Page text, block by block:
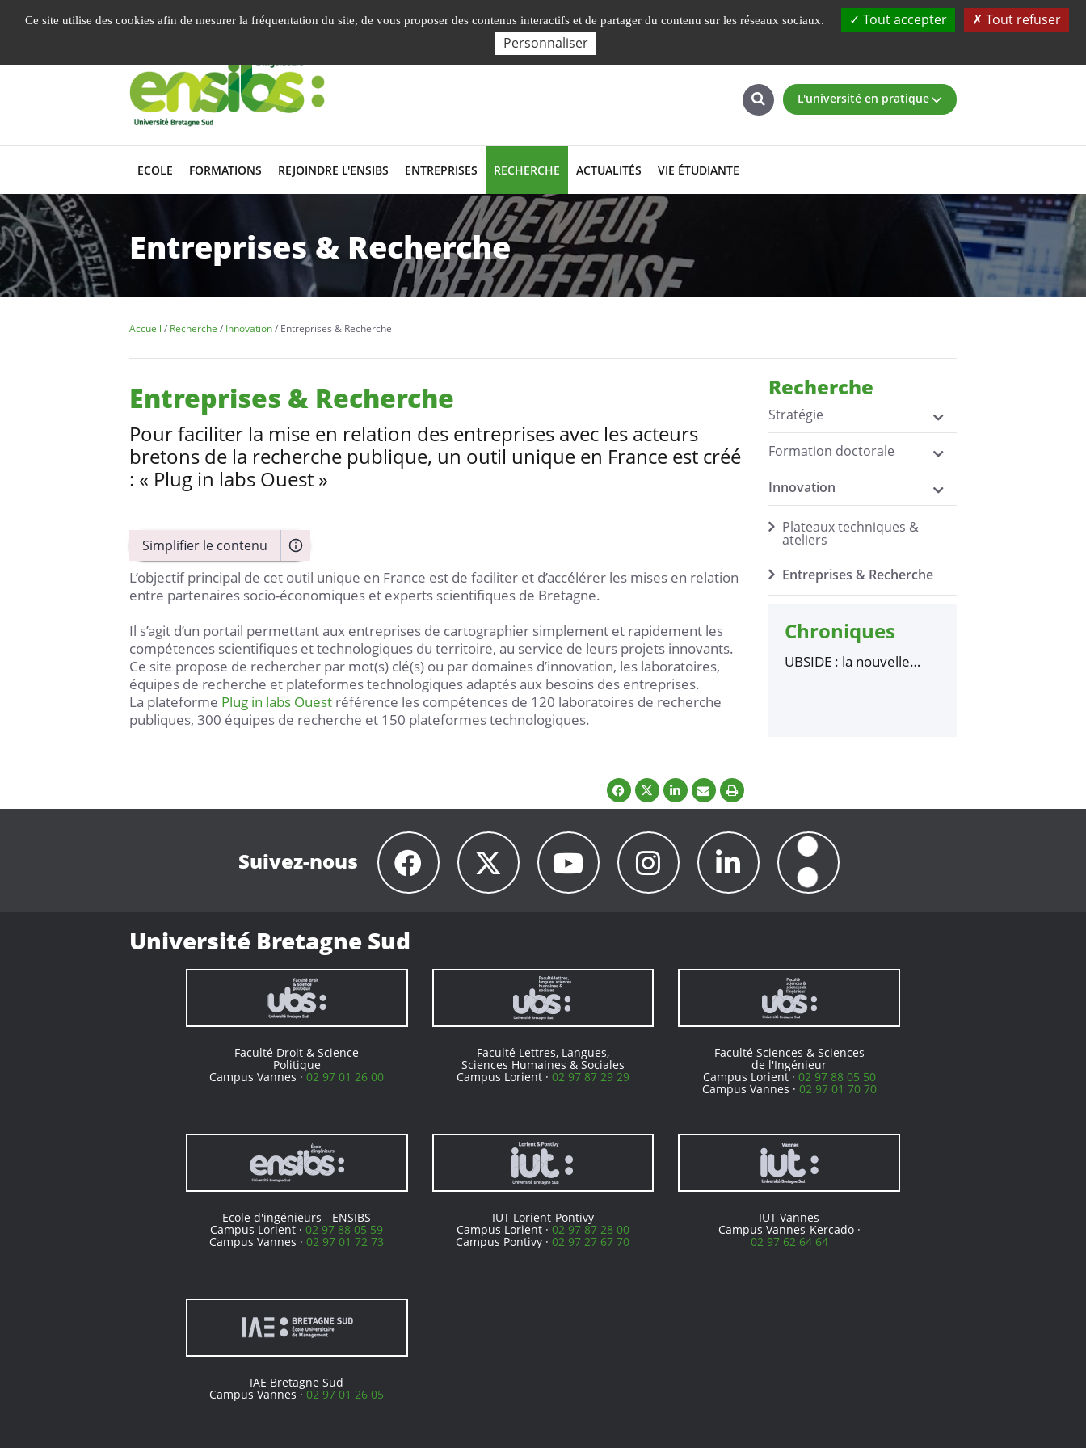
English presentation Fondation L'ENSIBS à 360°
Nos Facultés, Instituts, Ecole
L'université en pratique
ECOLE FORMATIONS REJOINDRE L'ENSIBS ENTREPRISES RECHERCHE ACTUALITÉS VIE ÉTUDIANTE
Entreprises & Recherche
Accueil Recherche Innovation Entreprises & Recherche
Entreprises & Recherche
Pour faciliter la mise en relation des entreprises avec les acteurs
bretons de la recherche publique, un outil unique en France est créé
: « Plug in labs Ouest »
L’objectif principal de cet outil unique en France est de faciliter et d’accélérer les mises en relation
entre partenaires socio-économiques et experts scientifiques de Bretagne.
Il s’agit d’un portail permettant aux entreprises de cartographier simplement et rapidement les
compétences scientifiques et technologiques du territoire, au service de leurs projets innovants.
Ce site propose de rechercher par mot(s) clé(s) ou par domaines d’innovation, les laboratoires,
équipes de recherche et plateformes technologiques adaptés aux besoins des entreprises.
La plateforme Plug in labs Ouest référence les compétences de 120 laboratoires de recherche
publiques, 300 équipes de recherche et 150 plateformes technologiques.
Recherche
Stratégie
Formation doctorale
Innovation
Plateaux techniques &
ateliers
Entreprises & Recherche
Chroniques
UBSIDE : la nouvelle
Suivez-nous
Université Bretagne Sud
Faculté Droit & Science
Politique
Campus Vannes ·02 97 01 26 00
Faculté Lettres, Langues,
Sciences Humaines & Sociales
Campus Lorient · 02 97 87 29 29
Faculté Sciences & Sciences
de l'Ingénieur
Campus Lorient · 02 97 88 05 50
Campus Vannes · 02 97 01 70 70
Ecole d'ingénieurs - ENSIBS
Campus Lorient ·02 97 88 05 59
Campus Vannes ·02 97 01 72 73
IUT Lorient-Pontivy
Campus Lorient · 02 97 87 28 00
Campus Pontivy ·02 97 27 67 70
IUT Vannes
Campus Vannes-Kercado ·
02 97 62 64 64
IAE Bretagne Sud
Campus Vannes ·02 97 01 26 05
Ce site utilise des cookies afin de mesurer la fréquentation du site, de vous proposer des contenus interactifs et de partager du contenu sur les réseaux sociaux. Tout accepter
Tout refuser
Personnaliser